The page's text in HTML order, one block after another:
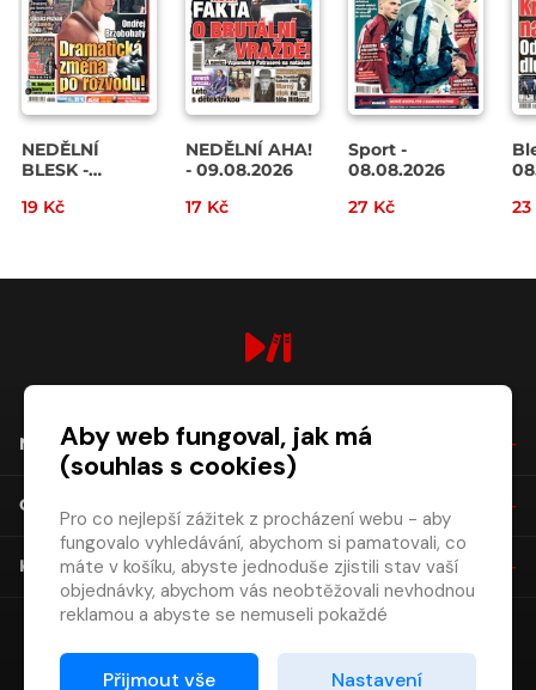
NEDĚLNÍ
BLESK -
19 Kč
NEDĚLNÍ AHA!
- 09.08.2026
17 Kč
Sport -
08.08.2026
27 Kč
23
NÁKUP
O SPOLEČNOSTI
KONTAKT
Aby web fungoval, jak má
(souhlas s cookies)
Pro co nejlepší zážitek z procházení webu - aby
fungovalo vyhledávání, abychom si pamatovali, co
máte v košíku, abyste jednoduše zjistili stav vaší
objednávky, abychom vás neobtěžovali nevhodnou
reklamou a abyste se nemuseli pokaždé
Proto od vás potřebujeme souhlas se
Přijmout vše Nastavení